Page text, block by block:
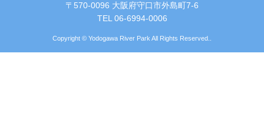
〒570-0096 大阪府守口市外島町7-6
TEL 06-6994-0006
Copyright © Yodogawa River Park All Rights Reserved..